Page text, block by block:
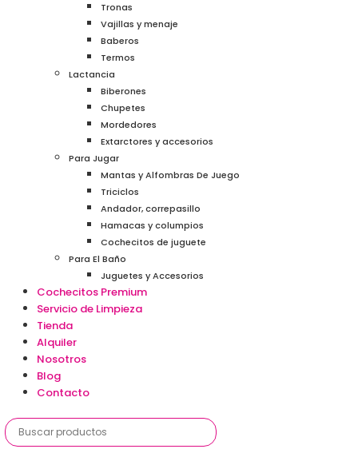
Tronas
Vajillas y menaje
Baberos
Termos
Lactancia
Biberones
Chupetes
Mordedores
Extarctores y accesorios
Para Jugar
Mantas y Alfombras De Juego
Triciclos
Andador, correpasillo
Hamacas y columpios
Cochecitos de juguete
Para El Baño
Juguetes y Accesorios
Cochecitos Premium
Servicio de Limpieza
Tienda
Alquiler
Nosotros
Blog
Contacto